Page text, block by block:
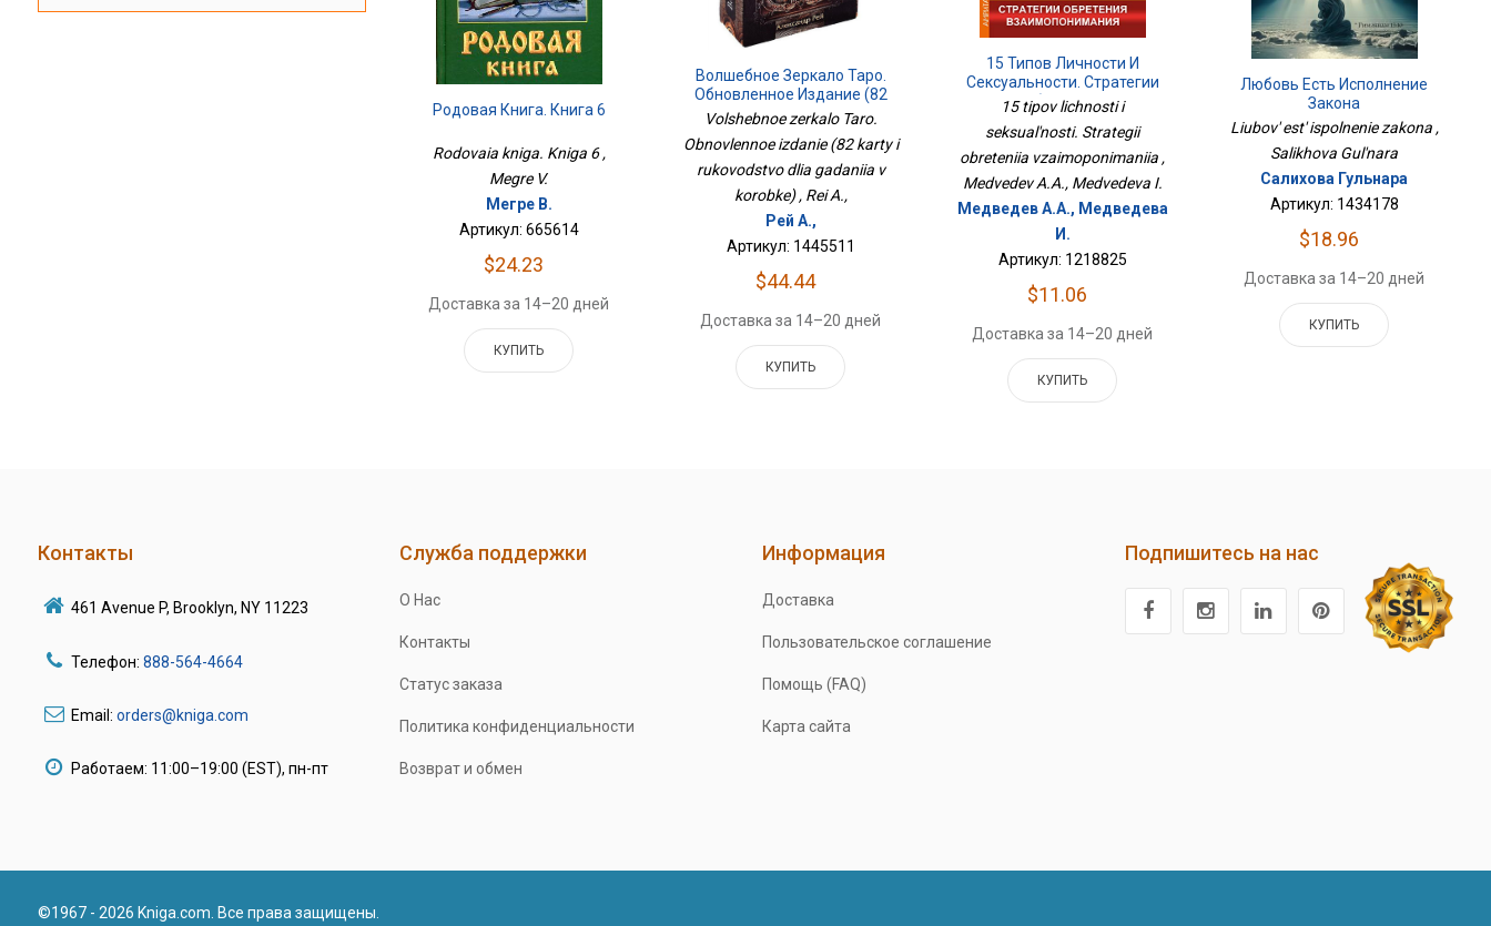
Родовая Книга. Книга 6
Rodovaia kniga. Kniga 6 ,
Megre V.
Мегре В.
Артикул: 665614
$24.23
Доставка за 14–20 дней
КУПИТЬ
Волшебное Зеркало Таро.
Обновленное Издание (82
Карты И Руководство Для
Volshebnoe zerkalo Taro.
Obnovlennoe izdanie (82 karty i
rukovodstvo dlia gadaniia v
korobke) , Rei A.,
Рей А.,
Артикул: 1445511
$44.44
Доставка за 14–20 дней
КУПИТЬ
15 Типов Личности И
Сексуальности. Стратегии
Обретения
Взаимопонимания
15 tipov lichnosti i
seksual'nosti. Strategii
obreteniia vzaimoponimaniia ,
Medvedev A.A., Medvedeva I.
Медведев А.А., Медведева
И.
Артикул: 1218825
$11.06
Доставка за 14–20 дней
КУПИТЬ
Любовь Есть Исполнение
Закона
Liubov' est' ispolnenie zakona ,
Salikhova Gul'nara
Салихова Гульнара
Артикул: 1434178
$18.96
Доставка за 14–20 дней
КУПИТЬ
Контакты
461 Avenue P, Brooklyn, NY 11223
Телефон: 888-564-4664
Email: orders@kniga.com
Работаем: 11:00–19:00 (EST), пн-пт
Служба поддержки
О Нас
Контакты
Статус заказа
Политика конфиденциальности
Возврат и обмен
Информация
Доставка
Пользовательское соглашение
Помощь (FAQ)
Карта сайта
Подпишитесь на нас
©1967 - 2026 Kniga.com. Все права защищены.